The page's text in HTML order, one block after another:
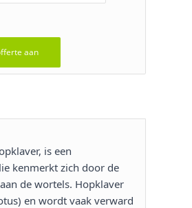
aan
is een
kenmerkt zich door de
de wortels. Hopklaver
en wordt vaak verward